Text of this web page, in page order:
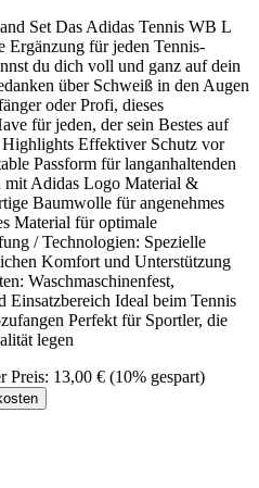
Set Das Adidas Tennis WB L
Ergänzung für jeden Tennis-
du dich voll und ganz auf dein
über Schweiß in den Augen
oder Profi, dieses
für jeden, der sein Bestes auf
Highlights Effektiver Schutz vor
Passform für langanhaltenden
mit Adidas Logo Material &
Baumwolle für angenehmes
Material für optimale
/ Technologien: Spezielle
Komfort und Unterstützung
Waschmaschinenfest,
Einsatzbereich Ideal beim Tennis
Perfekt für Sportler, die
legen
Preis: 13,00 € (10% gespart)